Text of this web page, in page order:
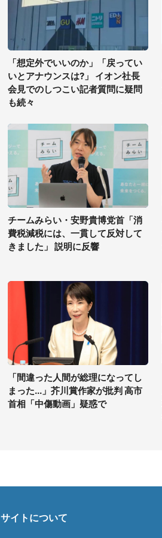
「想定外でいいのか」「戻ってい
いとアナウンスは?」 イオン社長
会見でのしつこい記者質問に疑問
も続々
チームみらい・安野貴博党首「消
費税減税には、一貫して反対して
きました」 説明に反響
「間違った人間が総理になってし
まった...」芥川賞作家が批判 高市
首相「中傷動画」疑惑で
サイトについて